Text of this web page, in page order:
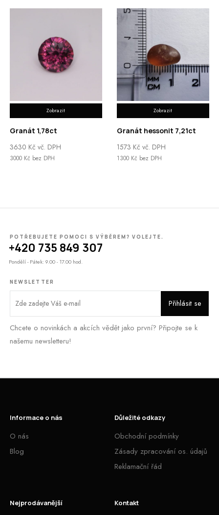
Zobrazit
Granát 1,78ct
3630 Kč vč. DPH
3000 Kč bez DPH
Zobrazit
Granát hessonit 7,21ct
1573 Kč vč. DPH
1300 Kč bez DPH
POTŘEBUJETE POMOCI S VÝBĚREM? VOLEJTE.
+420 735 849 307
Pondělí - Pátek: 9.00 - 17.00 hod.
NEWSLETTER
Chcete o novinkách a akcích vědět jako první? Připojte se k
našemu newsletteru!
Informace o nás
O nás
Blog
Důležité odkazy
Obchodní podmínky
Zásady zpracování os. údajů
Reklamační řád
Nejprodávanější Kontakt